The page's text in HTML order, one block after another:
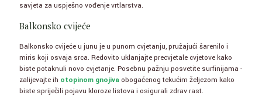
savjeta za uspješno vođenje vrtlarstva.
Balkonsko cvijeće
Balkonsko cvijeće u junu je u punom cvjetanju, pružajući šarenilo i
miris koji osvaja srca. Redovito uklanjajte precvjetale cvjetove kako
biste potaknuli novo cvjetanje. Posebnu pažnju posvetite surfinijama -
zalijevajte ih otopinom gnojiva obogaćenog tekućim željezom kako
biste spriječili pojavu kloroze listova i osigurali zdrav rast.